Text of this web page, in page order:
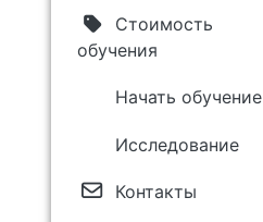
Стоимость
обучения
Начать обучение
Исследование
Контакты